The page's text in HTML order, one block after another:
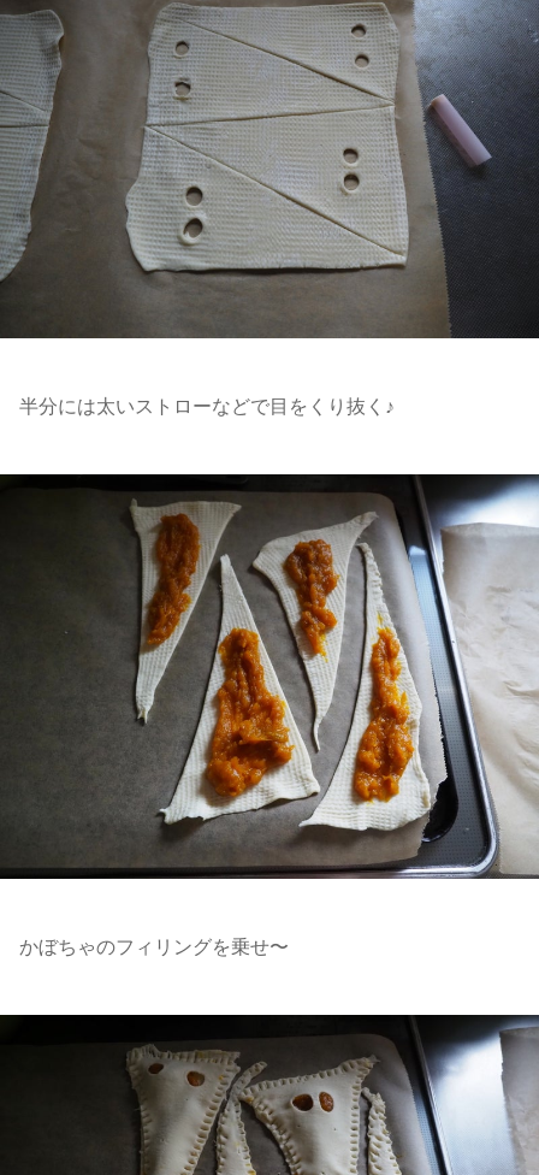
半分には太いストローなどで目をくり抜く♪
かぼちゃのフィリングを乗せ〜